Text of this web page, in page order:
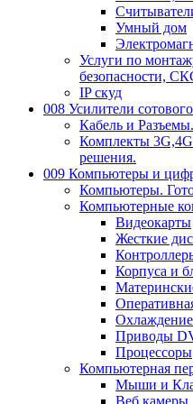
Умный дом
Услуги по
безопасности,
IP скуд
008 Усилители
Кабель и
Комплекты
решения.
009 Компьютеры и
Компьютеры.
Компьютерные
Видеокарты
Жесткие
Корпуса и
Приводы
Процессоры
Компьютерная
Мыши и